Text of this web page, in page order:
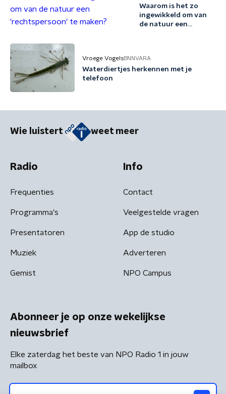
Waarom is het zo
ingewikkeld om van
de natuur een
Vroege VogelsBNNVARA
Waterdiertjes herkennen met je
telefoon
Wie luistert weet meer
Radio
Frequenties
Programma's
Presentatoren
Muziek
Gemist
Info
Contact
Veelgestelde vragen
App de studio
Adverteren
NPO Campus
Abonneer je op onze wekelijkse
nieuwsbrief
Elke zaterdag het beste van NPO Radio 1 in jouw
mailbox